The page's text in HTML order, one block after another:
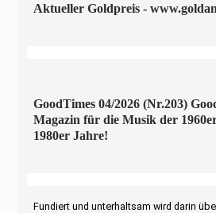
Aktueller Goldpreis -
GoodTimes 04/2026 (Nr.203)
Magazin für die Musik der
1980er Jahre!
Fundiert und unterhaltsam wird darin